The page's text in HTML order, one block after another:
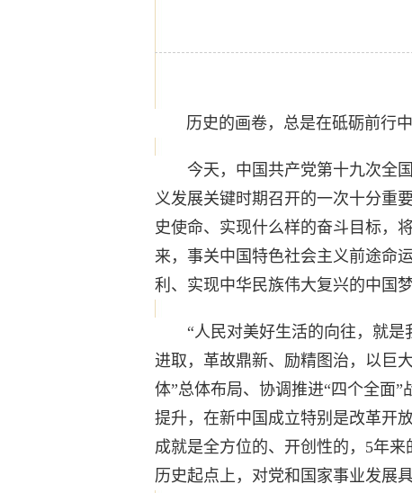
历史的画卷，总是在砥砺前行中
今天，中国共产党第十九次全国
义发展关键时期召开的一次十分重
史使命、实现什么样的奋斗目标，
来，事关中国特色社会主义前途命
利、实现中华民族伟大复兴的中国
“人民对美好生活的向往，就是
进取，革故鼎新、励精图治，以巨
体”总体布局、协调推进“四个全面
提升，在新中国成立特别是改革开
成就是全方位的、开创性的，5年
历史起点上，对党和国家事业发展